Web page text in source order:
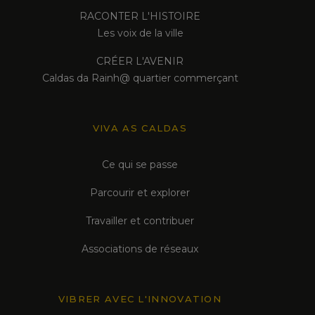
RACONTER L'HISTOIRE
Les voix de la ville
CRÉER L'AVENIR
Caldas da Rainh@ quartier commerçant
VIVA AS CALDAS
Ce qui se passe
Parcourir et explorer
Travailler et contribuer
Associations de réseaux
VIBRER AVEC L'INNOVATION